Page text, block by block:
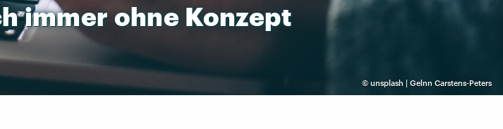
© unsplash | Gelnn Carstens-Peters
immerohne Konzept